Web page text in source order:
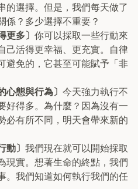
的選擇。但是，我們每天做了
係？多少選擇不重要？
更多〕 你可以採取一些行動來
己活得更幸福、更充實。自律
避免的，它甚至可能賦予「非
心態與行為〕 今天強力執行不
好得多。為什麼？因為沒有一
必有所不同，明天會帶來新的
動〕 我們現在就可以開始採取
現實。想著生命的終點，我們
。我們知道如何執行我們的任